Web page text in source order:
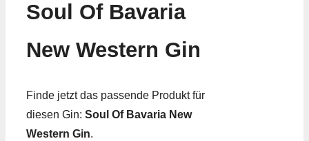
Soul Of Bavaria
New Western Gin
Finde jetzt das passende Produkt für
diesen Gin: Soul Of Bavaria New
Western Gin.